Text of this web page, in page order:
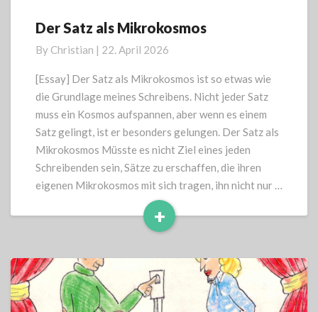
Der
als
Mikrokosmos
Der Satz als Mikrokosmos
By Christian | 22. April 2026
[Essay] Der Satz als Mikrokosmos ist so etwas wie
die Grundlage meines Schreibens. Nicht jeder Satz
muss ein Kosmos aufspannen, aber wenn es einem
Satz gelingt, ist er besonders gelungen. Der Satz als
Mikrokosmos Müsste es nicht Ziel eines jeden
Schreibenden sein, Sätze zu erschaffen, die ihren
eigenen Mikrokosmos mit sich tragen, ihn nicht nur …
+
Read